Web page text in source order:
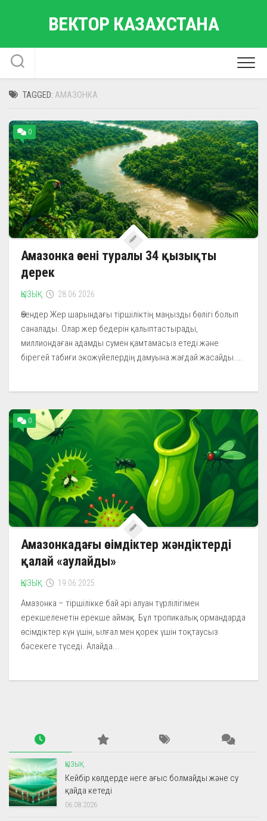
ВЕКТОР КАЗАХСТАНА
TAGGED: АМАЗОНКА
0
Амазонка өзені туралы 34 қызықты
дерек
ҚЫЗЫҚ 28.06.2026
Өзендер Жер шарындағы тіршіліктің маңызды бөлігі болып
саналады. Олар жер бедерін қалыптастырады,
миллиондаған адамды сумен қамтамасыз етеді және
бірегей табиғи экожүйелердің дамуына жағдай жасайды....
0
Амазонкадағы өсімдіктер жәндіктерді
қалай «аулайды»
ҚЫЗЫҚ 19.06.2025
Амазонка – тіршілікке бай әрі алуан түрлілігімен
ерекшеленетін ерекше аймақ. Бұл тропикалық ормандарда
өсімдіктер күн үшін, ылғал мен қорек үшін тоқтаусыз
бәсекеге түседі. Алайда...
ҚЫЗЫҚ
Кейбір көлдерде неге ағыс болмайды және су
қайда кетеді
06.08.2026